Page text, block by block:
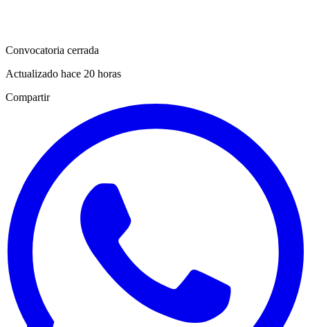
Convocatoria cerrada
Actualizado hace 20 horas
Compartir